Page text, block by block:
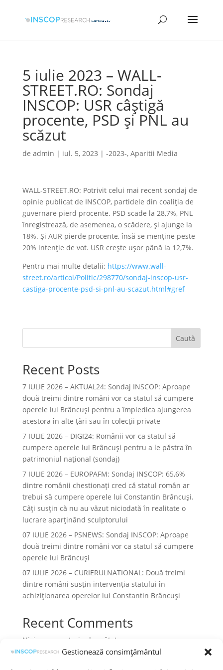
Gestionează consimțământul
5 iulie 2023 – WALL-
STREET.RO: Sondaj
INSCOP: USR câștigă
procente, PSD și PNL au
scăzut
de admin | iul. 5, 2023 | -2023-, Aparitii Media
WALL-STREET.RO: Potrivit celui mai recent sondaj de
opinie publicat de INSCOP, partidele din coaliția de
guvernare pierd procente. PSD scade la 28,7%, PNL
înregistrează, de asemenea, o scădere, și ajunge la
18%. Și AUR pierde procente, însă se menține peste
20% intenție de vot. USR crește ușor până la 12,7%.
Pentru mai multe detalii: https://www.wall-
street.ro/articol/Politic/298770/sondaj-inscop-usr-
castiga-procente-psd-si-pnl-au-scazut.html#gref
Caută
Recent Posts
7 IULIE 2026 – AKTUAL24: Sondaj INSCOP: Aproape
două treimi dintre români vor ca statul să cumpere
operele lui Brâncuşi pentru a împiedica ajungerea
acestora în alte ţări sau în colecţii private
7 IULIE 2026 – DIGI24: Românii vor ca statul să
cumpere operele lui Brâncuși pentru a le păstra în
patrimoniul național (sondaj)
7 IULIE 2026 – EUROPAFM: Sondaj INSCOP: 65,6%
dintre românii chestionați cred că statul român ar
trebui să cumpere operele lui Constantin Brâncuși.
Câți susțin că nu au văzut niciodată în realitate o
lucrare aparținând sculptorului
07 IULIE 2026 – PSNEWS: Sondaj INSCOP: Aproape
două treimi dintre români vor ca statul să cumpere
operele lui Brâncuși
07 IULIE 2026 – CURIERULNATIONAL: Două treimi
dintre români susțin intervenția statului în
achiziționarea operelor lui Constantin Brâncuși
Recent Comments
Niciun comentariu de arătat.